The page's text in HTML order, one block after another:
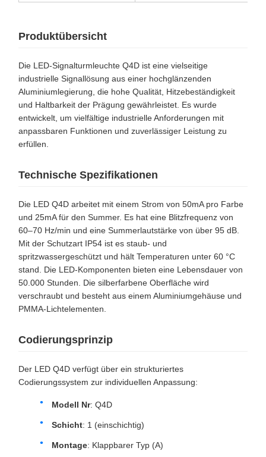
Produktübersicht
Die LED-Signalturmleuchte Q4D ist eine vielseitige
industrielle Signallösung aus einer hochglänzenden
Aluminiumlegierung, die hohe Qualität, Hitzebeständigkeit
und Haltbarkeit der Prägung gewährleistet. Es wurde
entwickelt, um vielfältige industrielle Anforderungen mit
anpassbaren Funktionen und zuverlässiger Leistung zu
erfüllen.
Technische Spezifikationen
Die LED Q4D arbeitet mit einem Strom von 50mA pro Farbe
und 25mA für den Summer. Es hat eine Blitzfrequenz von
60–70 Hz/min und eine Summerlautstärke von über 95 dB.
Mit der Schutzart IP54 ist es staub- und
spritzwassergeschützt und hält Temperaturen unter 60 °C
stand. Die LED-Komponenten bieten eine Lebensdauer von
50.000 Stunden. Die silberfarbene Oberfläche wird
verschraubt und besteht aus einem Aluminiumgehäuse und
PMMA-Lichtelementen.
Codierungsprinzip
Der LED Q4D verfügt über ein strukturiertes
Codierungssystem zur individuellen Anpassung:
Modell Nr: Q4D
Schicht: 1 (einschichtig)
Montage: Klappbarer Typ (A)